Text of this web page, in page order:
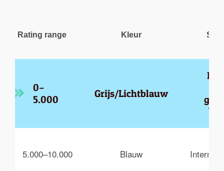
Rating range Kleur
0–
5.000
Grijs/Lichtblauw
5.000–10.000 Blauw